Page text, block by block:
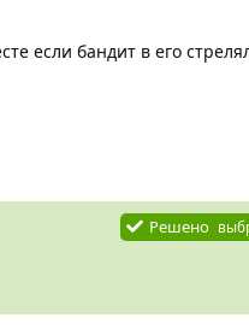
если бандит в его
Решено